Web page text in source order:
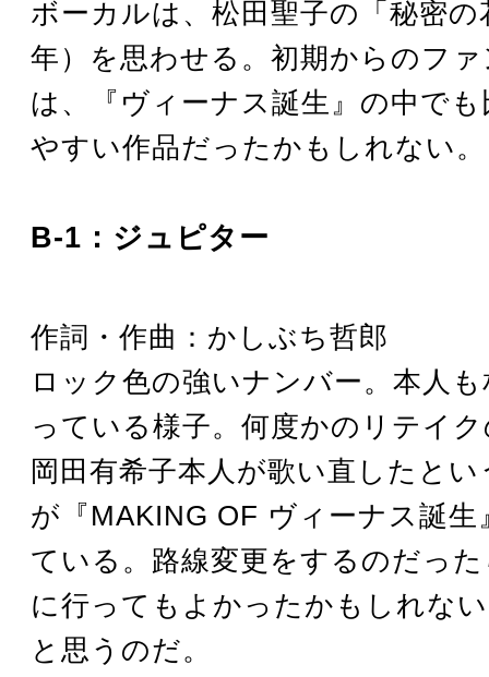
ボーカルは、松田聖子の「秘密の
年）を思わせる。初期からのフ
は、『ヴィーナス誕生』の中で
やすい作品だったかもしれない。
B-1：ジュピター
作詞・作曲：かしぶち哲郎
ロック色の強いナンバー。本人
っている様子。何度かのリテイ
岡田有希子本人が歌い直したと
が『MAKING OF ヴィーナス誕生
ている。路線変更をするのだっ
に行ってもよかったかもしれな
と思うのだ。